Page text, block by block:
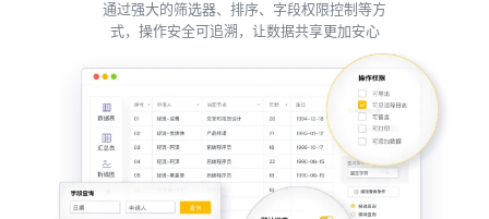
通过强大的筛选器、排序、字段权限控制等方
式，操作安全可追溯，让数据共享更加安心